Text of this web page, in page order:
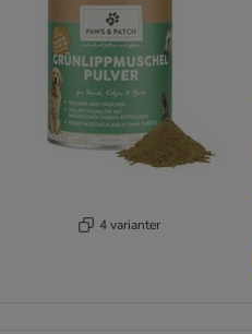
4 varianter